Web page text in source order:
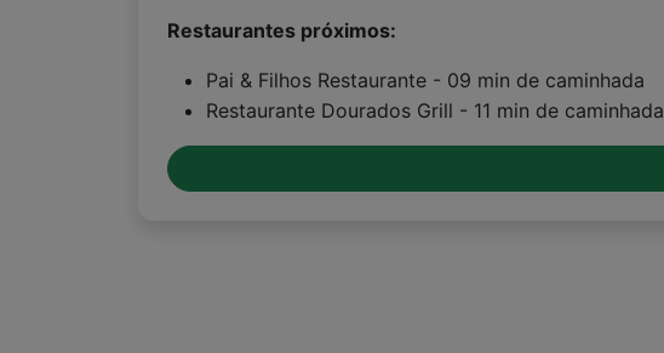
Restaurantes próximos:
Pai & Filhos Restaurante - 09 min de caminhada
Restaurante Dourados Grill - 11 min de caminhada